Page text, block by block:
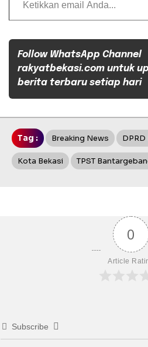
Follow WhatsApp Channel
rakyatbekasi.com untuk
berita terbaru setiap hari
Tag : Breaking News
Kota Bekasi TPST
0
Article
Subscribe